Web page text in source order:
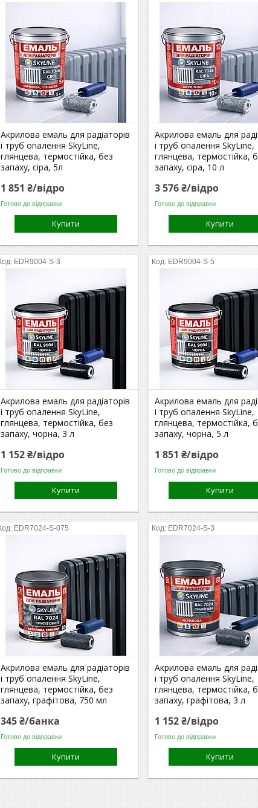
Акрилова емаль для радіаторів
і труб опалення SkyLine,
глянцева, термостійка, без
запаху, сіра, 5л
1 851 ₴/відро
Готово до відправки
Купити
Акрилова емаль для
і труб опалення SkyLine,
глянцева, термостійка,
запаху, сіра, 10 л
3 576 ₴/відро
Готово до відправки
Купити
EDR9004-S-3
Акрилова емаль для радіаторів
і труб опалення SkyLine,
глянцева, термостійка, без
запаху, чорна, 3 л
1 152 ₴/відро
Готово до відправки
Купити
EDR9004-S-5
Акрилова емаль для
і труб опалення SkyLine,
глянцева, термостійка,
запаху, чорна, 5 л
1 851 ₴/відро
Готово до відправки
Купити
EDR7024-S-075
Акрилова емаль для радіаторів
і труб опалення SkyLine,
глянцева, термостійка, без
запаху, графітова, 750 мл
345 ₴/банка
Готово до відправки
Купити
EDR7024-S-3
Акрилова емаль для
і труб опалення SkyLine,
глянцева, термостійка,
запаху, графітова, 3 л
1 152 ₴/відро
Готово до відправки
Купити